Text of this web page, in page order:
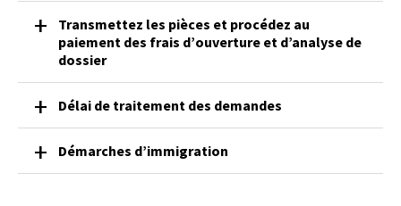
Transmettez les pièces et procédez au
paiement des frais d’ouverture et d’analyse de
dossier
Délai de traitement des demandes
Démarches d’immigration